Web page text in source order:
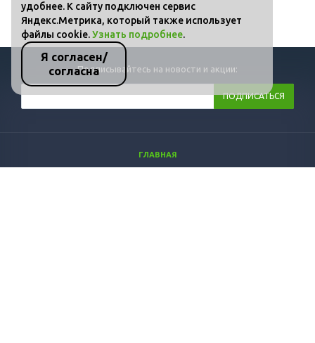
Подписывайтесь на новости и акции:
ГЛАВНАЯ
удобнее. К сайту подключен сервис
Яндекс.Метрика, который также использует
файлы cookie.Узнать подробнее.
Я согласен/
согласна